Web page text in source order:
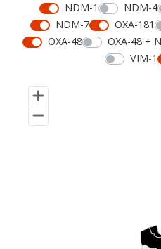
NDM-1
NDM-4
NDM-7
OXA-181
OXA-48
OXA-48 +
VIM-1